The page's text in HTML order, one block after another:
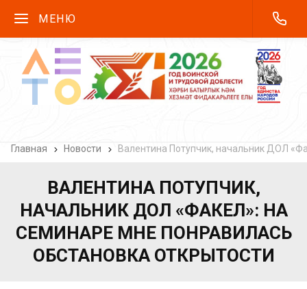
МЕНЮ
Главная Новости Валентина Потупчик, начальник ДОЛ
ВАЛЕНТИНА ПОТУПЧИК,
НАЧАЛЬНИК ДОЛ «ФАКЕЛ»: НА
СЕМИНАРЕ МНЕ ПОНРАВИЛАСЬ
ОБСТАНОВКА ОТКРЫТОСТИ